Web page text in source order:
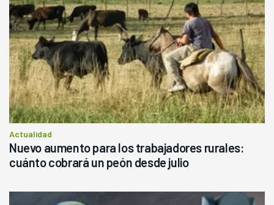
Actualidad
Nuevo aumento para los trabajadores rurales:
cuánto cobrará un peón desde julio